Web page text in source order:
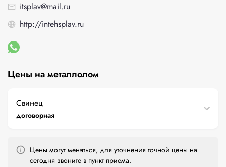
itsplav@mail.ru
http://intehsplav.ru
Цены на металлолом
Свинец
договорная
Цены могут меняться, для уточнения точной цены на
сегодня звоните в пункт приема.